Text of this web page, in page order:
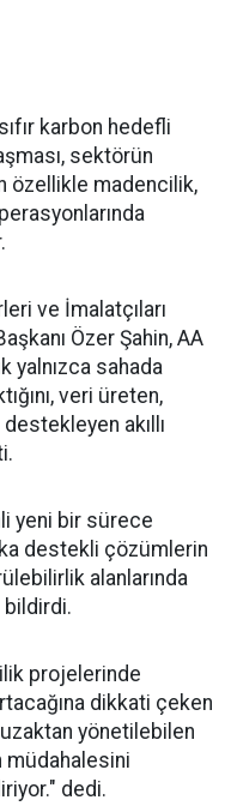
karbon hedefli
sektörün
özellikle madencilik,
ve İmalatçıları
Özer Şahin, AA
yalnızca sahada
veri üreten,
akıllı
yeni bir sürece
destekli çözümlerin
alanlarında
bildirdi.
projelerinde
dikkati çeken
yönetilebilen
müdahalesini
dedi.